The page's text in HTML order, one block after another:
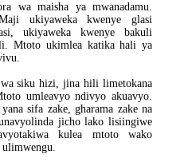
wa maisha ya mwanadamu.
ukiyaweka kwenye glasi
ukiyaweka kwenye bakuli
Mtoto ukimlea katika hali ya
siku hizi, jina hili limetokana
umleavyo ndivyo akuavyo.
sifa zake, gharama zake na
jicho lako lisiingiwe
kulea mtoto wako
ulimwengu.